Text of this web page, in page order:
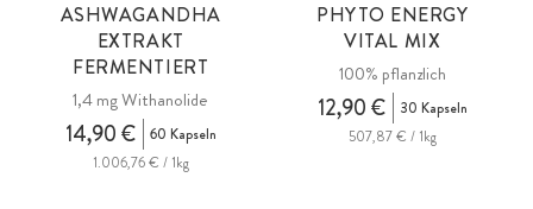
ASHWAGANDHA
EXTRAKT
FERMENTIERT
1,4 mg Withanolide
14,90 €
60 Kapseln
1.006,76 € / 1kg
PHYTO ENERGY
VITAL MIX
100% pflanzlich
12,90 €
30 Kapseln
507,87 € / 1kg